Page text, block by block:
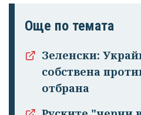
Още по темата
Зеленски:
собствена
отбрана